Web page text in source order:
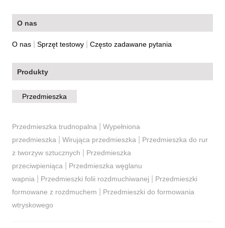
O nas
O nas| Sprzęt testowy| Często zadawane pytania
Produkty
Przedmieszka
Przedmieszka trudnopalna
Wypełniona
przedmieszka
Wirująca przedmieszka
Przedmieszka do rur
z tworzyw sztucznych
Przedmieszka
przeciwpieniąca
Przedmieszka węglanu
wapnia
Przedmieszki folii rozdmuchiwanej
Przedmieszki
formowane z rozdmuchem
Przedmieszki do formowania
wtryskowego